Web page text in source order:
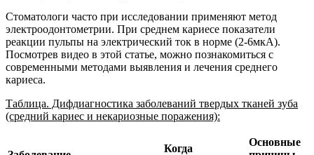
Стоматологи часто при исследовании применяют метод
электроодонтометрии. При среднем кариесе показатели
реакции пульпы на электрический ток в норме (2-6мкА).
Посмотрев видео в этой статье, можно познакомиться с
современными методами выявления и лечения среднего
кариеса.
Таблица. Дифдиагностика заболеваний твердых тканей зуба
(средний кариес и некариозные поражения):
Когда
Основные